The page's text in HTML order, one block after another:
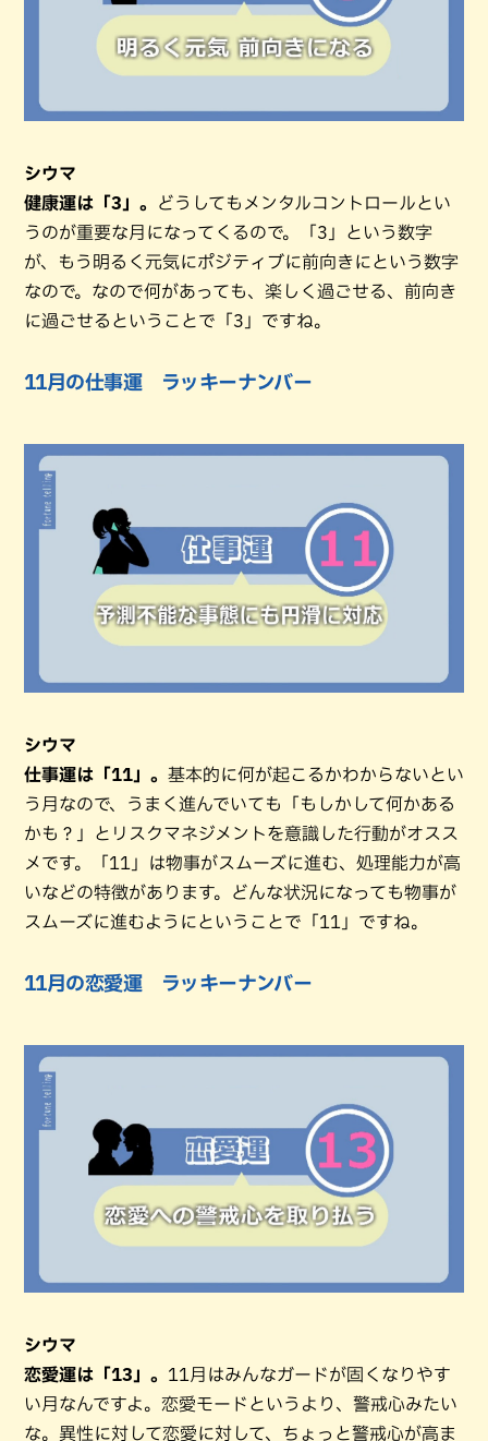
シウマ
健康運は「3」。
どうしてもメンタルコントロールとい
うのが重要な月になってくるので。「3」という数字
が、もう明るく元気にポジティブに前向きにという数字
なので。なので何があっても、楽しく過ごせる、前向き
に過ごせるということで「3」ですね。
11月の仕事運 ラッキーナンバー
シウマ
仕事運は「11」。 基本的に何が起こるかわからないとい
う月なので、うまく進んでいても「もしかして何かある
かも？」とリスクマネジメントを意識した行動がオスス
メです。「11」は物事がスムーズに進む、処理能力が高
いなどの特徴があります。どんな状況になっても物事が
スムーズに進むようにということで「11」ですね。
11月の恋愛運 ラッキーナンバー
シウマ
恋愛運は「13」。 11月はみんなガードが固くなりやす
い月なんですよ。恋愛モードというより、警戒心みたい
な。異性に対して恋愛に対して、ちょっと警戒心が高ま